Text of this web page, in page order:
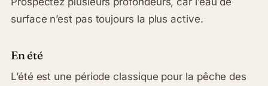
surface n’est pas toujours la plus active.
En été
L’été est une période classique pour la pêche des